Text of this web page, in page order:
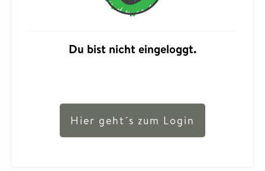
Du bist nicht eingeloggt.
Hier geht´s zum Login